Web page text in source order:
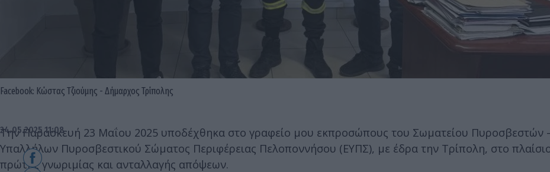
Facebook: Κώστας Τζιούμης - Δήμαρχος Τρίπολης
24.05.2025 11:08
Την Παρασκευή 23 Μαΐου 2025 υποδέχθηκα στο γραφείο μου εκπροσώπους του Σωματείου Πυροσβεστών
Υπαλλήλων Πυροσβεστικού Σώματος Περιφέρειας Πελοποννήσου (ΕΥΠΣ), με έδρα την Τρίπολη, στο
πρώτης γνωριμίας και ανταλλαγής απόψεων.